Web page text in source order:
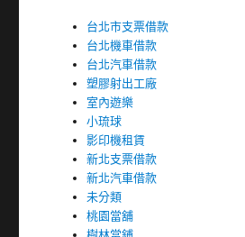
台北市支票借款
台北機車借款
台北汽車借款
塑膠射出工廠
室內遊樂
小琉球
影印機租賃
新北支票借款
新北汽車借款
未分類
桃園當舖